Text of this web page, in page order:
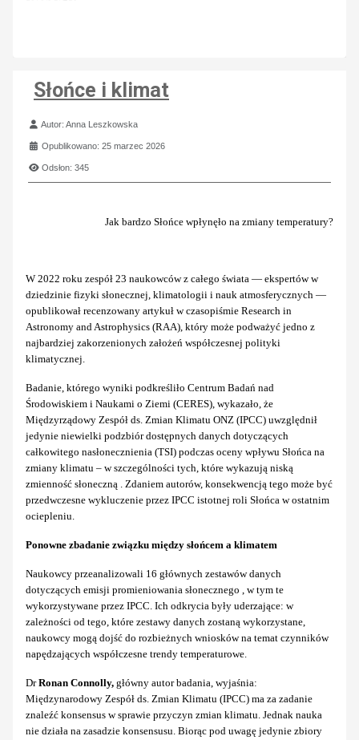
Słońce i klimat
Szczegóły
Autor:Anna Leszkowska
Opublikowano: 25 marzec 2026
Odsłon: 345
Jak bardzo Słońce wpłynęło na zmiany temperatury?
W 2022 roku zespół 23 naukowców z całego świata — ekspertów w
dziedzinie fizyki słonecznej, klimatologii i nauk atmosferycznych —
opublikował recenzowany artykuł w czasopiśmie Research in
Astronomy and Astrophysics (RAA), który może podważyć jedno z
najbardziej zakorzenionych założeń współczesnej polityki
klimatycznej.
Badanie, którego wyniki podkreśliło Centrum Badań nad
Środowiskiem i Naukami o Ziemi (CERES), wykazało, że
Międzyrządowy Zespół ds. Zmian Klimatu ONZ (IPCC) uwzględnił
jedynie niewielki podzbiór dostępnych danych dotyczących
całkowitego nasłonecznienia (TSI) podczas oceny wpływu Słońca na
zmiany klimatu – w szczególności tych, które wykazują niską
zmienność słoneczną . Zdaniem autorów, konsekwencją tego może być
przedwczesne wykluczenie przez IPCC istotnej roli Słońca w ostatnim
ociepleniu.
Ponowne zbadanie związku między słońcem a klimatem
Naukowcy przeanalizowali 16 głównych zestawów danych
dotyczących emisji promieniowania słonecznego , w tym te
wykorzystywane przez IPCC. Ich odkrycia były uderzające: w
zależności od tego, które zestawy danych zostaną wykorzystane,
naukowcy mogą dojść do rozbieżnych wniosków na temat czynników
napędzających współczesne trendy temperaturowe.
DrRonan Connolly, główny autor badania, wyjaśnia:
Międzynarodowy Zespół ds. Zmian Klimatu (IPCC) ma za zadanie
znaleźć konsensus w sprawie przyczyn zmian klimatu. Jednak nauka
nie działa na zasadzie konsensusu. Biorąc pod uwagę jedynie zbiory